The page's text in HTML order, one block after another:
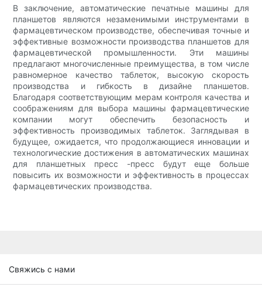
В заключение, автоматические печатные машины для
планшетов являются незаменимыми инструментами в
фармацевтическом производстве, обеспечивая точные и
эффективные возможности производства планшетов для
фармацевтической промышленности. Эти машины
предлагают многочисленные преимущества, в том числе
равномерное качество таблеток, высокую скорость
производства и гибкость в дизайне планшетов.
Благодаря соответствующим мерам контроля качества и
соображениям для выбора машины фармацевтические
компании могут обеспечить безопасность и
эффективность производимых таблеток. Заглядывая в
будущее, ожидается, что продолжающиеся инновации и
технологические достижения в автоматических машинах
для планшетных пресс -пресс будут еще больше
повысить их возможности и эффективность в процессах
фармацевтических производства.
Свяжись с нами